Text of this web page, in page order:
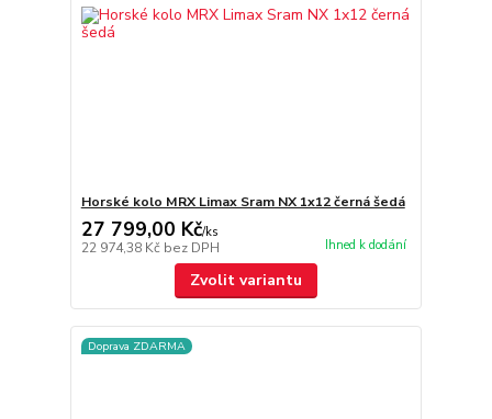
Horské kolo MRX Limax Sram NX 1x12 černá šedá
27 799,00 Kč/ks
22 974,38 Kč bez DPH Ihned k dodání
Zvolit variantu
Doprava ZDARMA